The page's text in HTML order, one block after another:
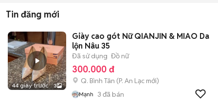
Tin đăng mới
44 giây trước 3
Giày cao gót Nữ QIANJIN & MIAO Da
lộn Nâu 35
Đã sử dụng Đồ nữ
300.000 đ
Q. Bình Tân (P. An Lạc mới)
Mạnh 3 đã bán